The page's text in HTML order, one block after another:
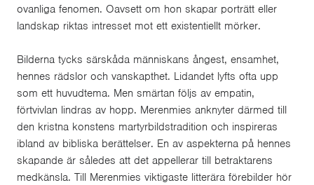
ovanliga fenomen. Oavsett om hon skapar porträtt eller
landskap riktas intresset mot ett existentiellt mörker.
Bilderna tycks särskåda människans ångest, ensamhet,
hennes rädslor och vanskapthet. Lidandet lyfts ofta upp
som ett huvudtema. Men smärtan följs av empatin,
förtvivlan lindras av hopp. Merenmies anknyter därmed till
den kristna konstens martyrbildstradition och inspireras
ibland av bibliska berättelser. En av aspekterna på hennes
skapande är således att det appellerar till betraktarens
medkänsla. Till Merenmies viktigaste litterära förebilder hör